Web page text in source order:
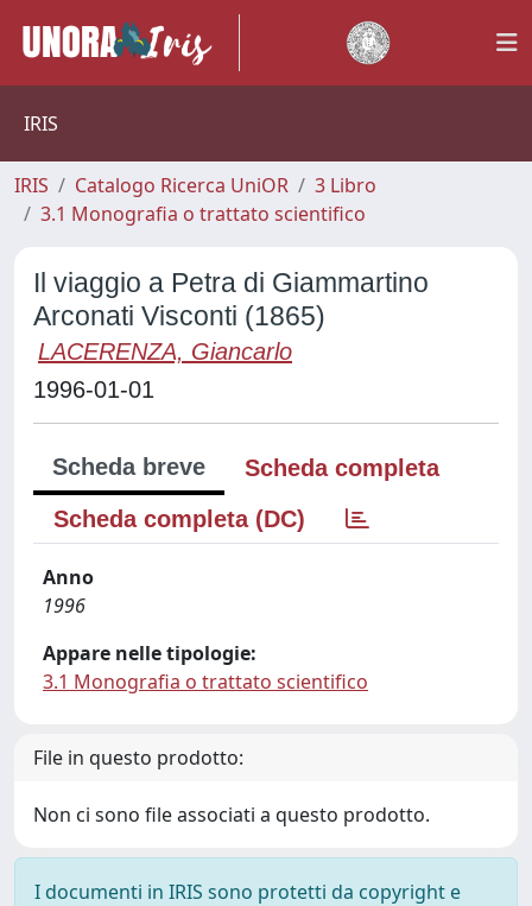
IRIS
IRIS Catalogo Ricerca UniOR
3 Libro
3.1 Monografia o trattato scientifico
Il viaggio a Petra di Giammartino
Arconati Visconti (1865)
LACERENZA, Giancarlo
1996-01-01
Scheda breve
Scheda completa
Scheda completa (DC)
Anno
1996
Appare nelle tipologie:
3.1 Monografia o trattato scientifico
File in questo prodotto:
Non ci sono file associati a questo prodotto.
I documenti in IRIS sono protetti da copyright e